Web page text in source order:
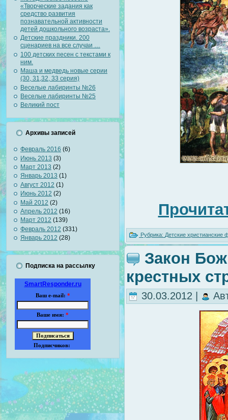
«Творческие задания как
средство развития
познавательной активности
детей дошкольного возраста».
Детские праздники. 200
сценариев на все случаи …
100 детских песен с текстами к
ним.
Маша и медведь новые серии
(30, 31,32, 33 серия)
Веселые лабиринты №26
Веселые лабиринты №25
Великий пост
Архивы записей
Февраль 2016 (6)
Июнь 2013 (3)
Март 2013 (2)
Январь 2013 (1)
Август 2012 (1)
Июнь 2012 (2)
Май 2012 (2)
Апрель 2012 (16)
Март 2012 (139)
Февраль 2012 (331)
Январь 2012 (28)
Подписка на рассылку
SmartResponder.ru
Ваш e-mail: *
Ваше имя: *
Подписчиков:
Рубрика: Детские христианские
Закон
крестных
30.03.2012 |